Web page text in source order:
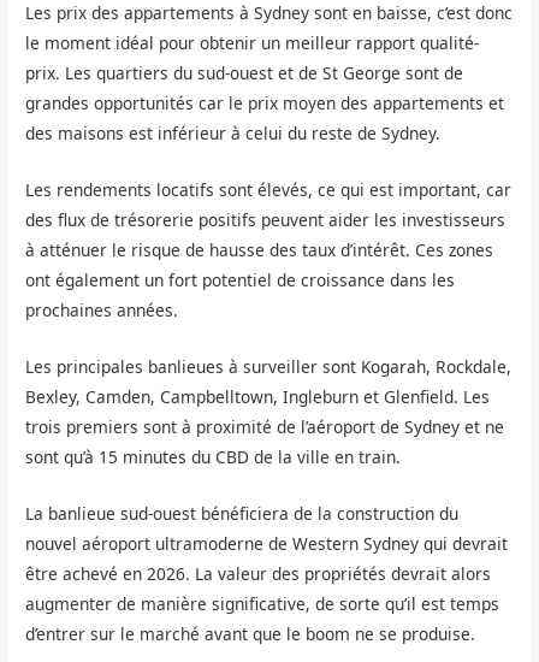
Les prix des appartements à Sydney sont en baisse, c’est donc
le moment idéal pour obtenir un meilleur rapport qualité-
prix. Les quartiers du sud-ouest et de St George sont de
grandes opportunités car le prix moyen des appartements et
des maisons est inférieur à celui du reste de Sydney.
Les rendements locatifs sont élevés, ce qui est important, car
des flux de trésorerie positifs peuvent aider les investisseurs
à atténuer le risque de hausse des taux d’intérêt. Ces zones
ont également un fort potentiel de croissance dans les
prochaines années.
Les principales banlieues à surveiller sont Kogarah, Rockdale,
Bexley, Camden, Campbelltown, Ingleburn et Glenfield. Les
trois premiers sont à proximité de l’aéroport de Sydney et ne
sont qu’à 15 minutes du CBD de la ville en train.
La banlieue sud-ouest bénéficiera de la construction du
nouvel aéroport ultramoderne de Western Sydney qui devrait
être achevé en 2026. La valeur des propriétés devrait alors
augmenter de manière significative, de sorte qu’il est temps
d’entrer sur le marché avant que le boom ne se produise.